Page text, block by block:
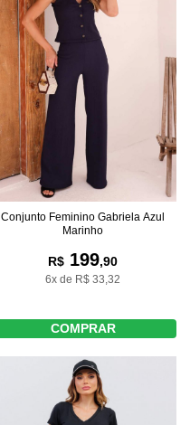
Conjunto Feminino Gabriela Azul
Marinho
R$ 199,90
6x de R$ 33,32
COMPRAR